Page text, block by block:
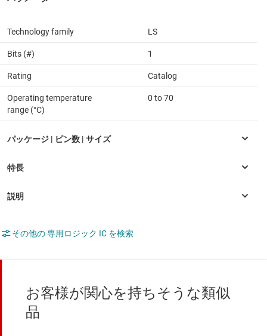
Technology family LS
Bits (#) 1
Rating Catalog
Operating temperature
range (°C)
0 to 70
その他の 専用ロジック IC を検索
お客様が関心を持ちそうな類似
品